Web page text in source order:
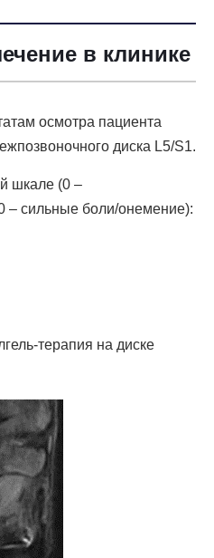
в клинике
осмотра пациента
диска L5/S1.
шкале (0 –
– сильные боли/онемение):
терапия на диске